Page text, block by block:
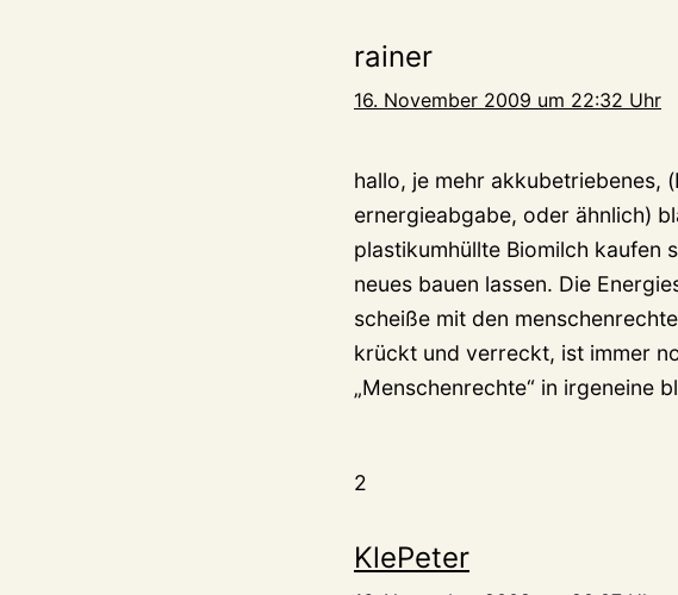
rainer
16. November 2009 um 22:32 Uhr
hallo, je mehr akkubetriebenes,
ernergieabgabe, oder ähnlich)
plastikumhüllte Biomilch kaufen
neues bauen lassen. Die
scheiße mit den
krückt und verreckt, ist immer
„Menschenrechte“ in irgeneine
2
KlePeter